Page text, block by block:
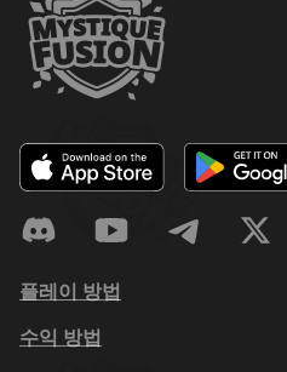
플레이 방법
수익 방법